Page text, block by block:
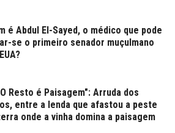
é Abdul El-Sayed, o médico que pode
se o primeiro senador muçulmano
Resto é Paisagem": Arruda dos
entre a lenda que afastou a peste
onde a vinha domina a paisagem